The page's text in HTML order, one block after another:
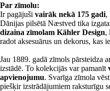
Par zīmolu:
Ir pagājuši vairāk nekā 175 gadi,
Dānijas pilsētā Næstved tika
dizaina zīmolam Kähler Design,
radot aksesuārus un dekorus, kas
Jau 1889. gadā zīmols pārsteidza
izstādē. To kolekcijās var pamanīt
apvienojumu. Svarīga zīmola
piešķir izstrādājumiem raksturīgu